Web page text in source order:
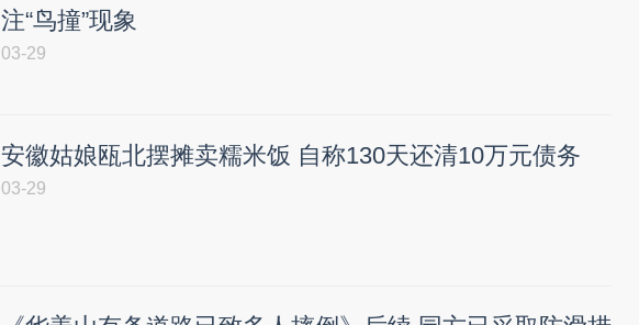
注“鸟撞”现象
03-29
安徽姑娘瓯北摆摊卖糯米饭 自称130天还清10万元债务
03-29